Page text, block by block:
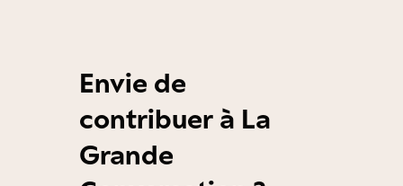
Envie de
contribuer à La
Grande